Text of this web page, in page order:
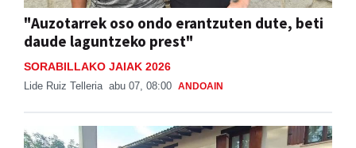
"Auzotarrek oso ondo erantzuten dute, beti
daude laguntzeko prest"
SORABILLAKO JAIAK 2026
Lide Ruiz Telleria abu 07, 08:00 ANDOAIN